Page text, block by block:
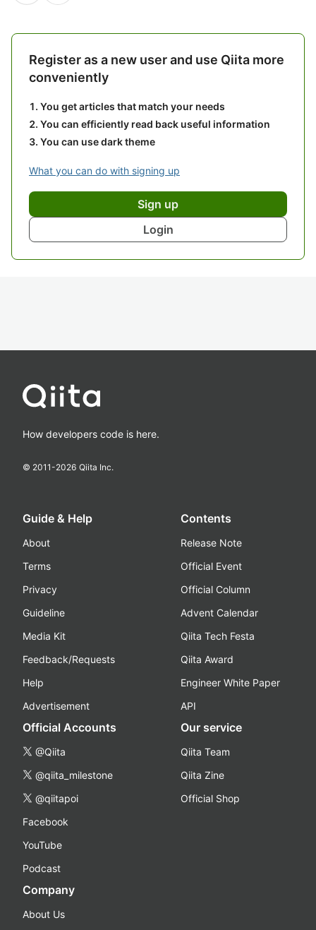
Register as a new user and use Qiita more
conveniently
You get articles that match your needs
You can efficiently read back useful information
You can use dark theme
What you can do with signing up
Sign up
Login
How developers code is here.
© 2011-2026 Qiita Inc.
Guide & Help
About
Terms
Privacy
Guideline
Media Kit
Feedback/Requests
Help
Advertisement
Contents
Release Note
Official Event
Official Column
Advent Calendar
Qiita Tech Festa
Qiita Award
Engineer White Paper
API
Official Accounts
@Qiita
@qiita_milestone
@qiitapoi
Facebook
YouTube
Podcast
Our service
Qiita Team
Qiita Zine
Official Shop
Company
About Us